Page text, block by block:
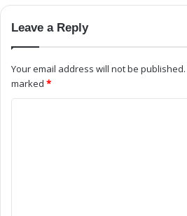
Leave a Reply
Your email address will not be published.
marked *